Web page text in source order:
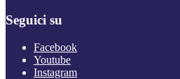
Seguici su
Facebook
Youtube
Instagram